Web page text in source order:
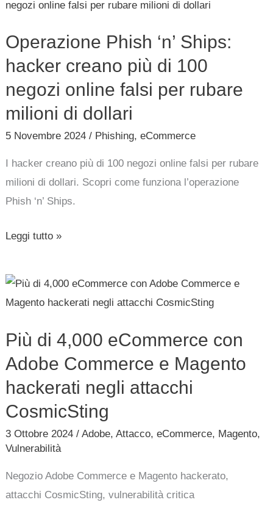
Operazione Phish ‘n’ Ships:
hacker creano più di 100
negozi online falsi per rubare
milioni di dollari
5 Novembre 2024/ Phishing,eCommerce
I hacker creano più di 100 negozi online falsi per rubare
milioni di dollari. Scopri come funziona l’operazione
Phish ‘n’ Ships.
Phish
Ships:
hacker
più
di
100
rubare
dollari
Leggi tutto »
Più di 4,000 eCommerce con
Adobe Commerce e Magento
hackerati negli attacchi
CosmicSting
3 Ottobre 2024/Adobe,Attacco,eCommerce, Magento,
Vulnerabilità
Negozio Adobe Commerce e Magento hackerato,
attacchi CosmicSting, vulnerabilità critica
Più
di
eCommerce
con
Adobe
Commerce
e
Magento
hackerati
negli
attacchi